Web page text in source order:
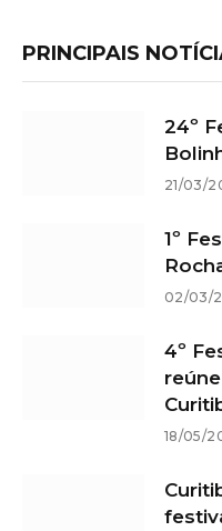
PRINCIPAIS
24º
21/03/
1º
02/03/
4º
18/05/